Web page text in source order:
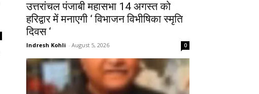
उत्तरांचल पंजाबी महासभा 14 अगस्त को
हरिद्वार में मनाएगी ‘ विभाजन विभीषिका स्मृति
दिवस ‘
Indresh Kohli - August 5, 2026 0